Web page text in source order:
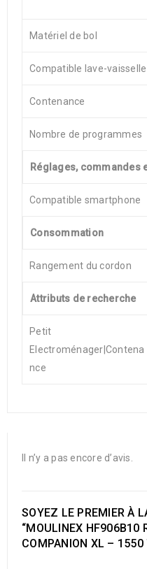
Matériel de bol
Compatible lave-vaisselle
Contenance
Nombre de programmes
Réglages, commandes
Compatible smartphone
Consommation
Rangement du cordon
Attributs de recherche
Petit
Electroménager|Contena
nce
Il n’y a pas encore d’avis.
SOYEZ LE PREMIER À
“MOULINEX HF906B10
COMPANION XL – 1550